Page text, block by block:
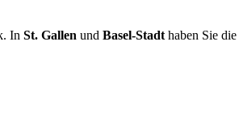
In St. Gallen und Basel-Stadt haben Sie die